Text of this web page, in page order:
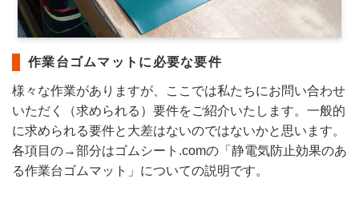
作業台ゴムマットに必要な要件
様々な作業がありますが、ここでは私たちにお問い合わせ
いただく（求められる）要件をご紹介いたします。一般的
に求められる要件と大差はないのではないかと思います。
各項目の→部分はゴムシート.comの「静電気防止効果のあ
る作業台ゴムマット」についての説明です。